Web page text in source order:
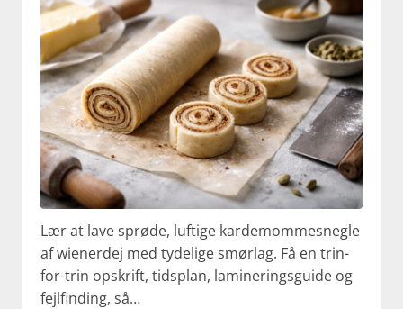
Lær at lave sprøde, luftige kardemommesnegle
af wienerdej med tydelige smørlag. Få en trin-
for-trin opskrift, tidsplan, lamineringsguide og
fejlfinding, så…